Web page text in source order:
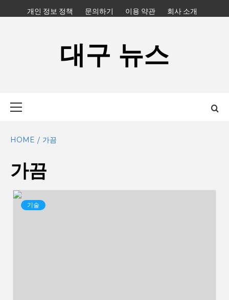
to
개인 정보 정책 문의하기 이용 약관 회사 소개
대구 뉴스
HOME 가끔
가끔
기술